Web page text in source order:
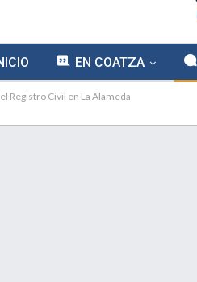
EN COATZA
Registro Civil en La Alameda